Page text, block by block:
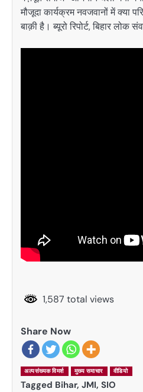
मौजूदा कार्यक्रम नवजवानों में क्या
बाक़ी है। ब्यूरो रिपोर्ट, बिहार लोक
1,587 total views
Share Now
अल्पसंख्यक विमर्श मुख्य समाचार वीडियो
Tagged Bihar, JMI, SIO